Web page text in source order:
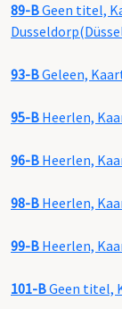
89-BGeen titel,
93-BGeleen,
95-B Heerlen,
96-B Heerlen,
98-B Heerlen,
99-B Heerlen,
101-BGeen titel,